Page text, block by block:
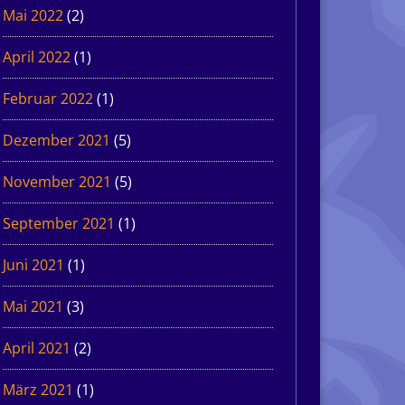
Mai 2022(2)
April 2022(1)
Februar 2022(1)
Dezember 2021 (5)
November 2021 (5)
September 2021 (1)
Juni 2021 (1)
Mai 2021 (3)
April 2021 (2)
März 2021 (1)